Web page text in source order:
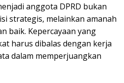
anggota DPRD bukan
strategis, melainkan amanah
baik. Kepercayaan yang
harus dibalas dengan kerja
dalam memperjuangkan